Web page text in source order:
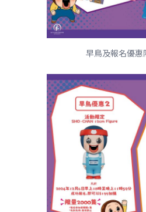
早鳥及報名優惠